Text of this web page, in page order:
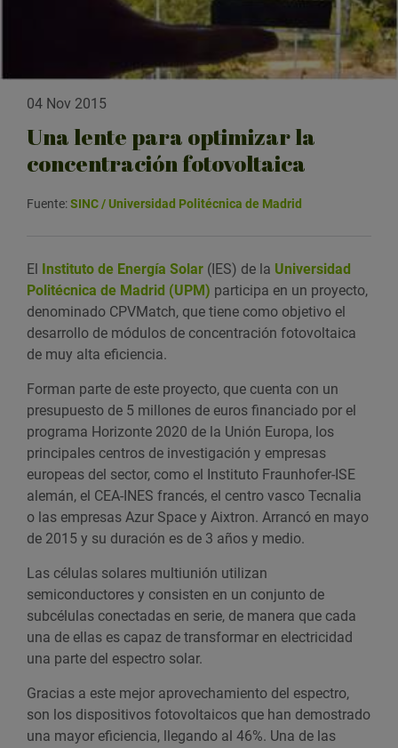
04 Nov 2015
Una lente para optimizar la
concentración fotovoltaica
Fuente:SINC / Universidad Politécnica de Madrid
El Instituto de Energía Solar (IES) de la Universidad
Politécnica de Madrid (UPM) participa en un proyecto,
denominado CPVMatch, que tiene como objetivo el
desarrollo de módulos de concentración fotovoltaica
de muy alta eficiencia.
Forman parte de este proyecto, que cuenta con un
presupuesto de 5 millones de euros financiado por el
programa Horizonte 2020 de la Unión Europa, los
principales centros de investigación y empresas
europeas del sector, como el Instituto Fraunhofer-ISE
alemán, el CEA-INES francés, el centro vasco Tecnalia
o las empresas Azur Space y Aixtron. Arrancó en mayo
de 2015 y su duración es de 3 años y medio.
Las células solares multiunión utilizan
semiconductores y consisten en un conjunto de
subcélulas conectadas en serie, de manera que cada
una de ellas es capaz de transformar en electricidad
una parte del espectro solar.
Gracias a este mejor aprovechamiento del espectro,
son los dispositivos fotovoltaicos que han demostrado
una mayor eficiencia, llegando al 46%. Una de las